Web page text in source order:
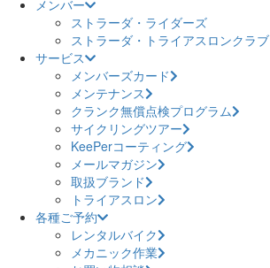
メンバー
ストラーダ・ライダーズ
ストラーダ・トライアスロンクラブ
サービス
メンバーズカード
メンテナンス
クランク無償点検プログラム
サイクリングツアー
KeePerコーティング
メールマガジン
取扱ブランド
トライアスロン
各種ご予約
レンタルバイク
メカニック作業